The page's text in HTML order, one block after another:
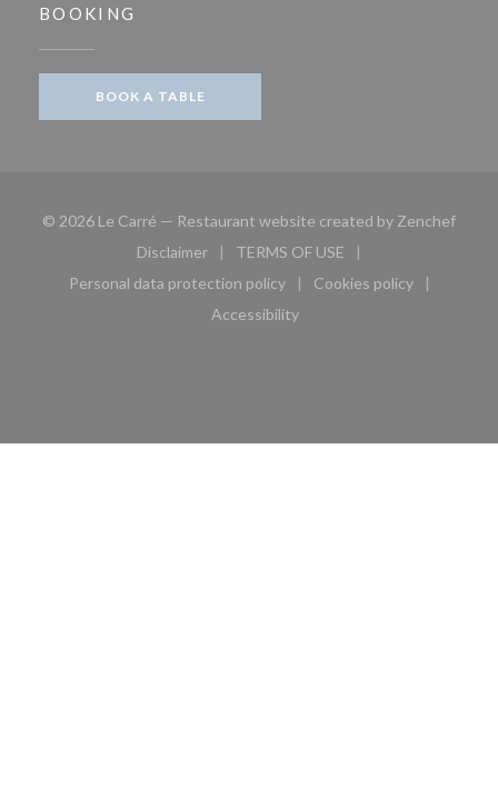
BOOKING
BOOK A TABLE
© 2026 Le Carré — Restaurant website created by Zenchef
Disclaimer
((opens in a new window))
TERMS OF USE
((opens in a new window))
Personal data protection policy
((opens in a new window))
Cookies policy
((opens in a new
Accessibility
((opens in a new window))